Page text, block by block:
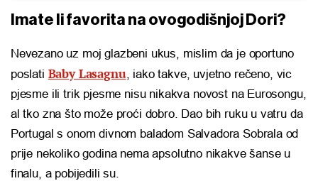
Imate li favorita na ovogodišnjoj Dori?
Nevezano uz moj glazbeni ukus, mislim da je oportuno
poslati Baby Lasagnu, iako takve, uvjetno rečeno, vic
pjesme ili trik pjesme nisu nikakva novost na Eurosongu,
al tko zna što može proći dobro. Dao bih ruku u vatru da
Portugal s onom divnom baladom Salvadora Sobrala od
prije nekoliko godina nema apsolutno nikakve šanse u
finalu, a pobijedili su.